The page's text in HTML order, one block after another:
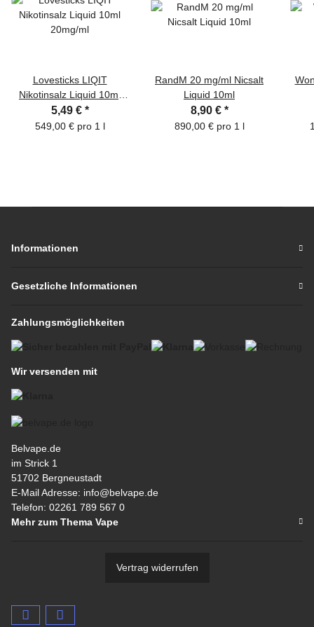
Lovesticks LIQIT
Nikotinsalz Liquid 10ml
20mg/ml
5,49 € *
549,00 € pro 1 l
RandM 20 mg/ml Nicsalt
Liquid 10ml
8,90 € *
890,00 € pro 1 l
Informationen
Gesetzliche Informationen
Zahlungsmöglichkeiten
Wir versenden mit
Belvape.de
im Strick 1
51702 Bergneustadt
E-Mail Adresse: info@belvape.de
Telefon: 02261 789 567 0
Mehr zum Thema Vape
Vertrag widerrufen